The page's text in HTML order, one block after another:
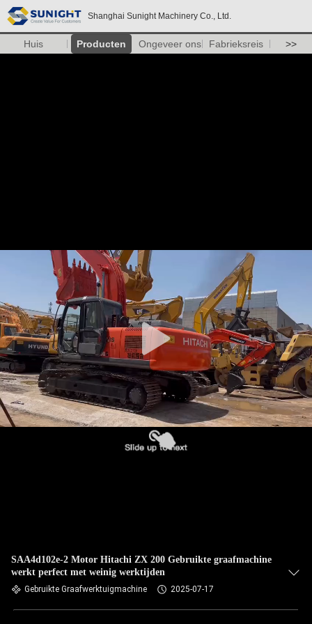
Shanghai Sunight Machinery Co., Ltd.
Huis Producten Ongeveer ons Fabrieksreis >>
SAA4d102e-2 Motor Hitachi ZX 200 Gebruikte graafmachine
werkt perfect met weinig werktijden
Gebruikte Graafwerktuigmachine 2025-07-17